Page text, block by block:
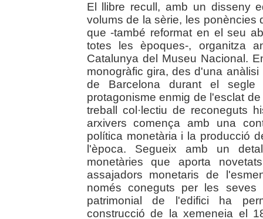
El llibre recull, amb un disseny
volums de la sèrie, les ponències
que -també reformat en el seu
totes les èpoques-, organitza
Catalunya del Museu Nacional.
monogràfic gira, des d'una
de Barcelona durant el
protagonisme enmig de l'esclat
treball col·lectiu de reconeguts
arxivers comença amb una
política monetària i la producció
l'època. Segueix amb un
monetàries que aporta
assajadors monetaris de
només coneguts per les
patrimonial de l'edifici ha
construcció de la xemeneia el